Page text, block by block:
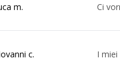
m. Ci
c. I miei